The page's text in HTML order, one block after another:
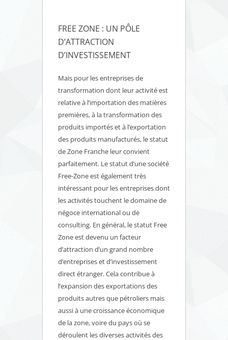
FREE ZONE : UN PÔLE
D’ATTRACTION
D’INVESTISSEMENT
Mais pour les entreprises de
transformation dont leur activité est
relative à l’importation des matières
premières, à la transformation des
produits importés et à l’exportation
des produits manufacturés, le statut
de Zone Franche leur convient
parfaitement. Le statut d’une société
Free-Zone est également très
intéressant pour les entreprises dont
les activités touchent le domaine de
négoce international ou de
consulting. En général, le statut Free
Zone est devenu un facteur
d’attraction d’un grand nombre
d’entreprises et d’investissement
direct étranger. Cela contribue à
l’expansion des exportations des
produits autres que pétroliers mais
aussi à une croissance économique
de la zone, voire du pays où se
déroulent les diverses activités des